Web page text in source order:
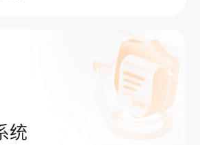
统